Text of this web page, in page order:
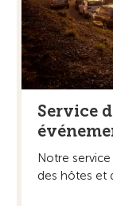
Service
Notre
des hôtes et